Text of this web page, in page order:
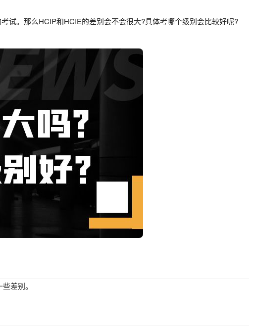
试。那么HCIP和HCIE的差别会不会很大?具体考哪个级别会比较好呢?
差别。